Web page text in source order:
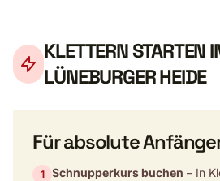
KLETTERN STARTEN
LÜNEBURGER HEIDE
Für absolute
1 Schnupperkurs buchen – In